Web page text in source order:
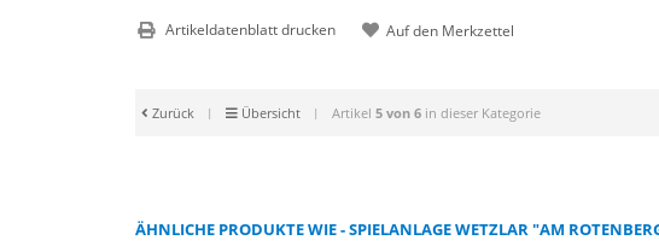
Artikeldatenblatt drucken
Zurück | Übersicht | Artikel 5 von 6 in dieser Kategorie
ÄHNLICHE PRODUKTE WIE - SPIELANLAGE WETZLAR "AM